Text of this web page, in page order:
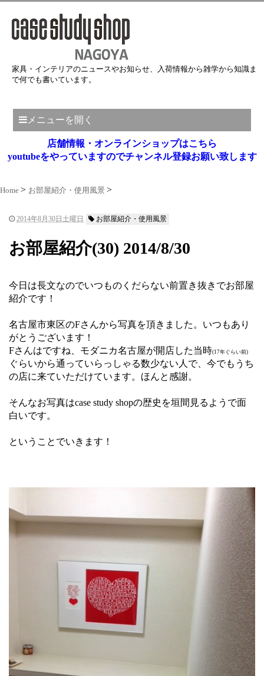
家具・インテリアのニュースやお知らせ、入荷情報から雑学から知識ま
で何でも書いています。
メニューを開く
店舗情報・オンラインショップはこちら
youtubeをやっていますのでチャンネル登録お願い致します
Home お部屋紹介・使用風景
2014年8月30日土曜日 お部屋紹介・使用風景
お部屋紹介(30) 2014/8/30
今日は長文なのでいつものくだらない前置き抜きでお部屋
紹介です！
名古屋市東区のFさんから写真を頂きました。いつもあり
がとうございます！
Fさんはですね、モダニカ名古屋が開店した当時(17年ぐらい前)
ぐらいから通っていらっしゃる数少ない人で、今でもうち
の店に来ていただけています。ほんと感謝。
そんなお写真はcase study shopの歴史を垣間見るようで面
白いです。
ということでいきます！